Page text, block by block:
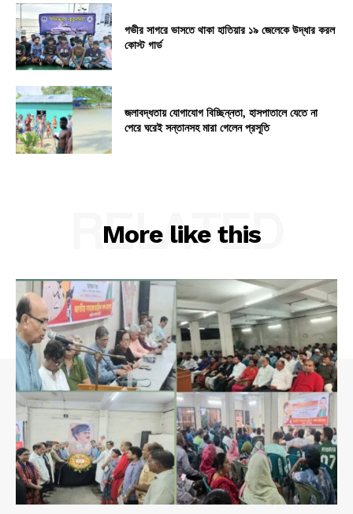
গভীর সাগরে ভাসতে থাকা হাতিয়ার ১৯ জেলেকে উদ্ধার করল
কোস্ট গার্ড
জলাবদ্ধতায় যোগাযোগ বিচ্ছিন্নতা, হাসপাতালে যেতে না
পেরে ঘরেই সন্তানসহ মারা গেলেন প্রসূতি
More like this
RELATED